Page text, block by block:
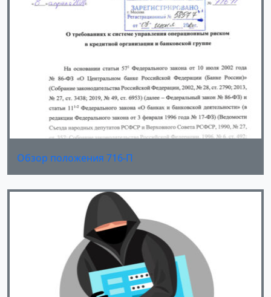
Обзор положения 716-П